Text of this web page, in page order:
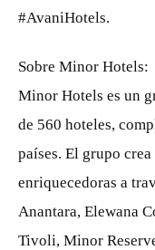
#AvaniHotels.
Sobre Minor Hotels:
Minor Hotels es un
de 560 hoteles,
países. El grupo
enriquecedoras a
Anantara, Elewana
Tivoli, Minor